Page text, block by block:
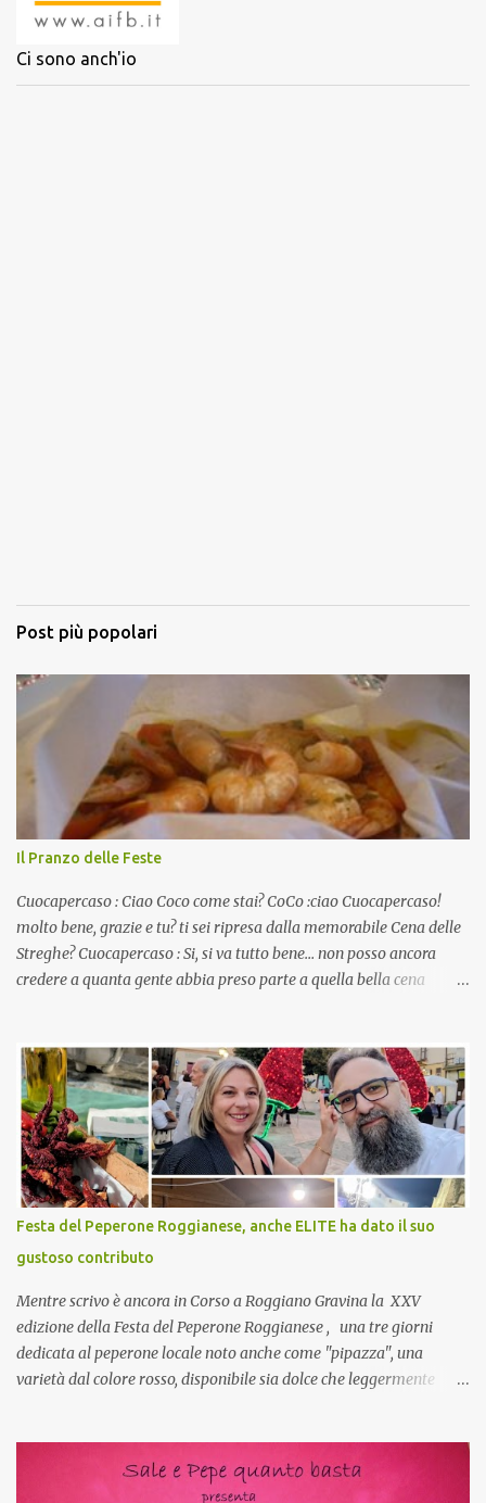
Ci sono anch'io
Post più popolari
Il Pranzo delle Feste
Cuocapercaso : Ciao Coco come stai? CoCo :ciao Cuocapercaso!
molto bene, grazie e tu? ti sei ripresa dalla memorabile Cena delle
Streghe? Cuocapercaso : Si, si va tutto bene… non posso ancora
credere a quanta gente abbia preso parte a quella bella cena
pranzo, racconta un po'! Perchè io avrò ospiti e cerco degli spunti...
Cuocapercaso : A dire il vero domenica prossima non preparo
nulla perché vado al Pranzo Aziendale di fine anno organizzato dai
mie capi! CoCo : Pranzo aziendale? Una bella idea! Cuocapercaso :
si, è un modo per riunirsi tutti a fine anno e tirare le somme…
naturalmente mangiando tutti insieme, con grande convivialità!
CoCo : è naturale il cibo, come sappiamo bene, funziona spesso da
collante e anche nel lavoro riesce a creare spesso l’ambiente
favorevole per molte belle opportunità, non trovi? Cuocapercaso :
Si, concordo! …addirittura si dice...
Festa del Peperone Roggianese, anche ELITE ha dato il suo
gustoso contributo
Mentre scrivo è ancora in Corso a Roggiano Gravina la XXV
edizione della Festa del Peperone Roggianese , una tre giorni
dedicata al peperone locale noto anche come "pipazza", una
varietà dal colore rosso, disponibile sia dolce che leggermente
(Pat) della Calabria. Un ingrediente versatile in cucina, utilizzato
fresco o essiccato in ricette della tradizione o in piatti innovativi.